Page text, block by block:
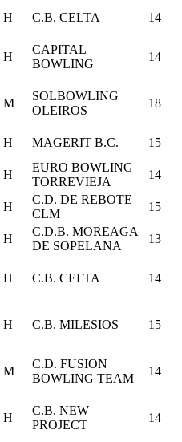
H C.B. CELTA
14
H
CAPITAL
BOWLING
14
M
SOLBOWLING
OLEIROS
18
H MAGERIT B.C. 15
H
EURO BOWLING
TORREVIEJA
14
H
C.D. DE REBOTE
CLM
15
H
C.D.B. MOREAGA
DE SOPELANA
13
H C.B. CELTA 14
H C.B. MILESIOS 15
M
C.D. FUSION
BOWLING TEAM
14
H
C.B. NEW
PROJECT
14